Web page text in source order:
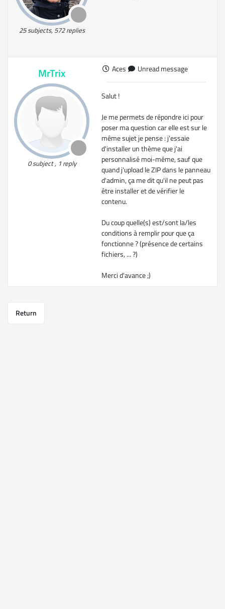
25 subjects, 572 replies
MrTrix
0 subject , 1 reply
Aces Unread message
Salut !
Je me permets de répondre ici pour
poser ma question car elle est sur le
même sujet je pense : j'essaie
d'installer un thème que j'ai
personnalisé moi-même, sauf que
quand j'upload le ZIP dans le panneau
d'admin, ça me dit qu'il ne peut pas
être installer et de vérifier le
contenu.
Du coup quelle(s) est/sont la/les
conditions à remplir pour que ça
fonctionne ? (présence de certains
fichiers, ... ?)
Merci d'avance ;)
Return